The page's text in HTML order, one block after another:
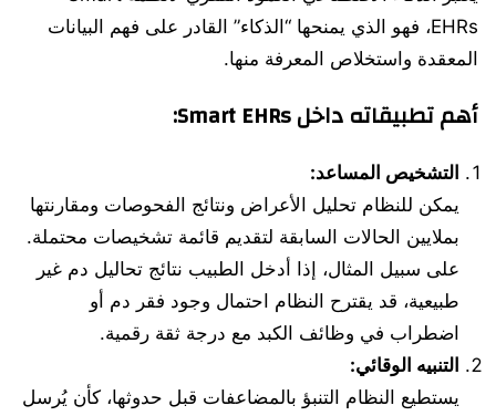
EHRs، فهو الذي يمنحها “الذكاء” القادر على فهم البيانات
المعقدة واستخلاص المعرفة منها.
أهم تطبيقاته داخل Smart EHRs:
التشخيص المساعد:
يمكن للنظام تحليل الأعراض ونتائج الفحوصات ومقارنتها
بملايين الحالات السابقة لتقديم قائمة تشخيصات محتملة.
على سبيل المثال، إذا أدخل الطبيب نتائج تحاليل دم غير
طبيعية، قد يقترح النظام احتمال وجود فقر دم أو
اضطراب في وظائف الكبد مع درجة ثقة رقمية.
التنبيه الوقائي:
يستطيع النظام التنبؤ بالمضاعفات قبل حدوثها، كأن يُرسل